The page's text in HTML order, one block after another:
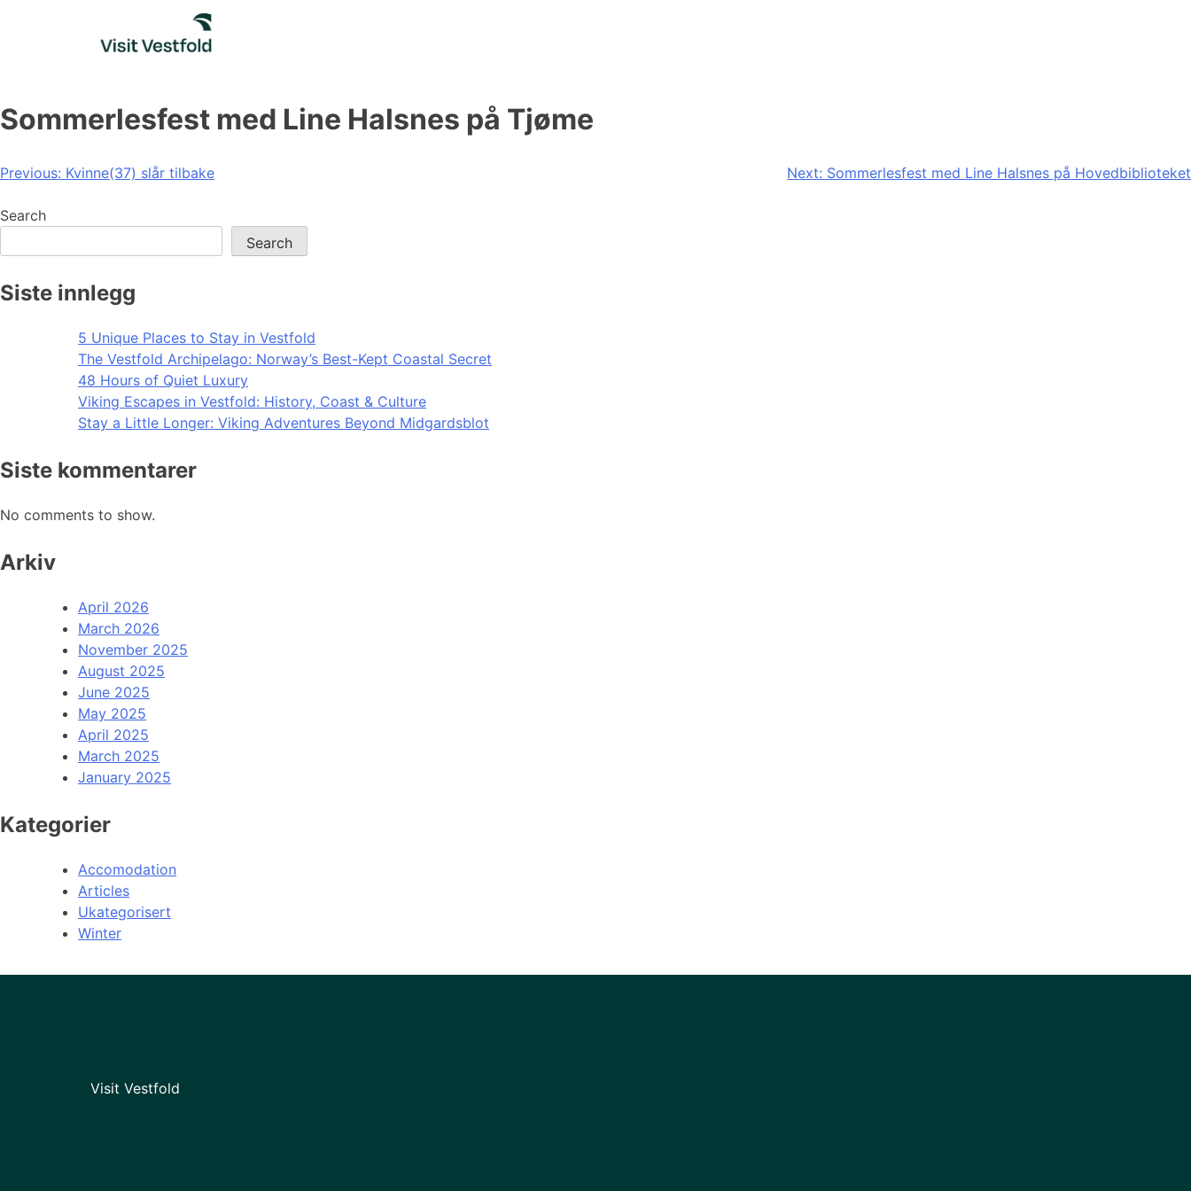
Sommerlesfest med Line Halsnes på Tjøme
Post
navigation
Previous: Kvinne(37) slår tilbake Next: Sommerlesfest med Line Halsnes på Hovedbiblioteket
Search
Search
Siste innlegg
5 Unique Places to Stay in Vestfold
The Vestfold Archipelago: Norway’s Best-Kept Coastal Secret
48 Hours of Quiet Luxury
Viking Escapes in Vestfold: History, Coast & Culture
Stay a Little Longer: Viking Adventures Beyond Midgardsblot
Siste kommentarer
No comments to show.
Arkiv
April 2026
March 2026
November 2025
August 2025
June 2025
May 2025
April 2025
March 2025
January 2025
Kategorier
Accomodation
Articles
Ukategorisert
Winter
Visit Vestfold